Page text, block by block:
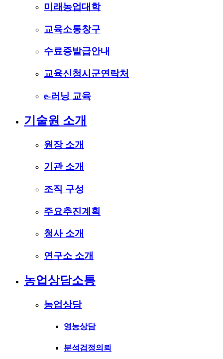
미래농업대학
교육소통창구
수료증발급안내
교육신청시군연락처
e-러닝 교육
기술원 소개
원장 소개
기관 소개
조직 구성
주요추진계획
청사 소개
연구소 소개
농업상담소통
농업상담
영농상담
분석검정의뢰